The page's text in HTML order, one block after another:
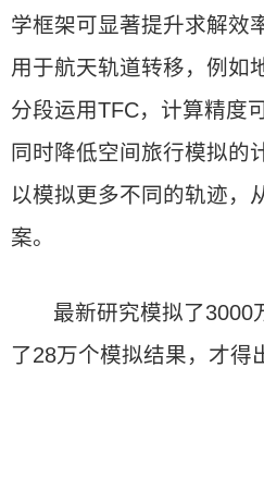
学框架可显著提升求解效
用于航天轨道转移，例
分段运用TFC，计算精度
同时降低空间旅行模拟的
以模拟更多不同的轨迹，
案。
最新研究模拟了3000
了28万个模拟结果，才得